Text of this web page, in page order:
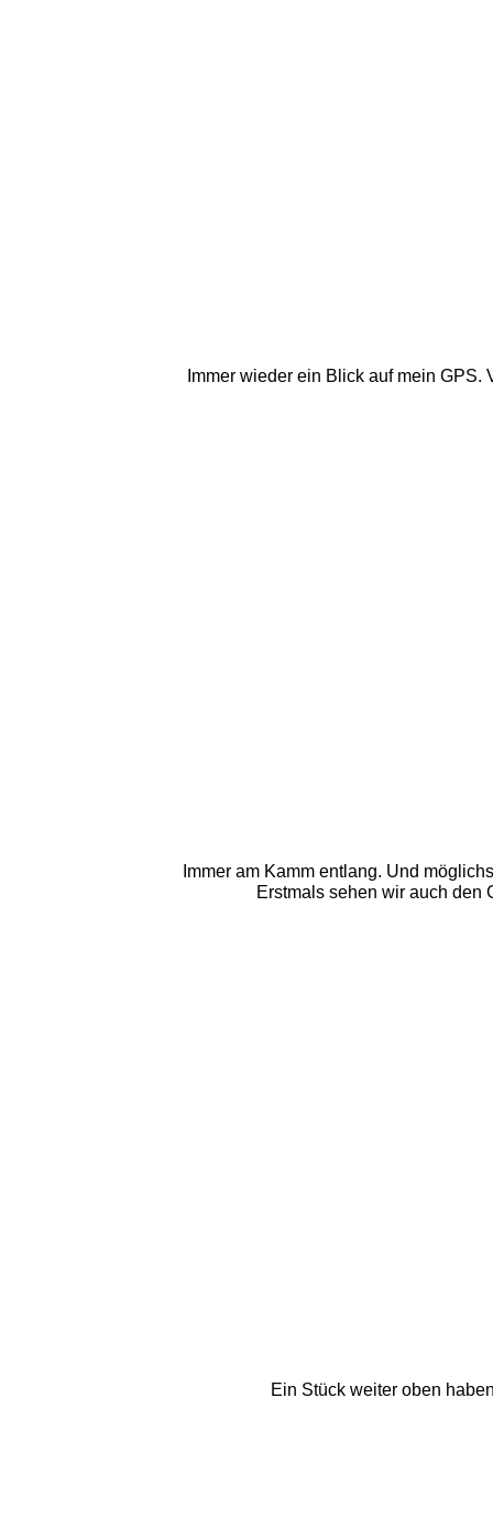
Immer wieder ein Blick auf mein
Immer am Kamm entlang. Und
Erstmals sehen wir auch den
Ein Stück weiter oben